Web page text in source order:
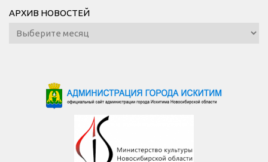
АРХИВ НОВОСТЕЙ
Архив
новостей